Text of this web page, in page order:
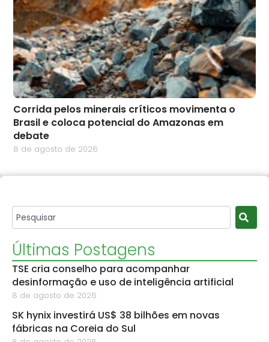
Corrida pelos minerais críticos movimenta o
Brasil e coloca potencial do Amazonas em
debate
8 de agosto de 2026
Últimas Postagens
TSE cria conselho para acompanhar
desinformação e uso de inteligência artificial
8 de agosto de 2026
SK hynix investirá US$ 38 bilhões em novas
fábricas na Coreia do Sul